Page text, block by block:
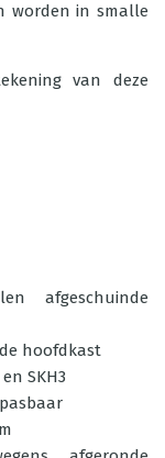
worden in smalle
van deze
afgeschuinde
hoofdkast
SKH3